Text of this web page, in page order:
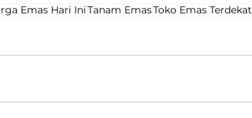
Emas Hari IniTanam EmasToko Emas Terdekat